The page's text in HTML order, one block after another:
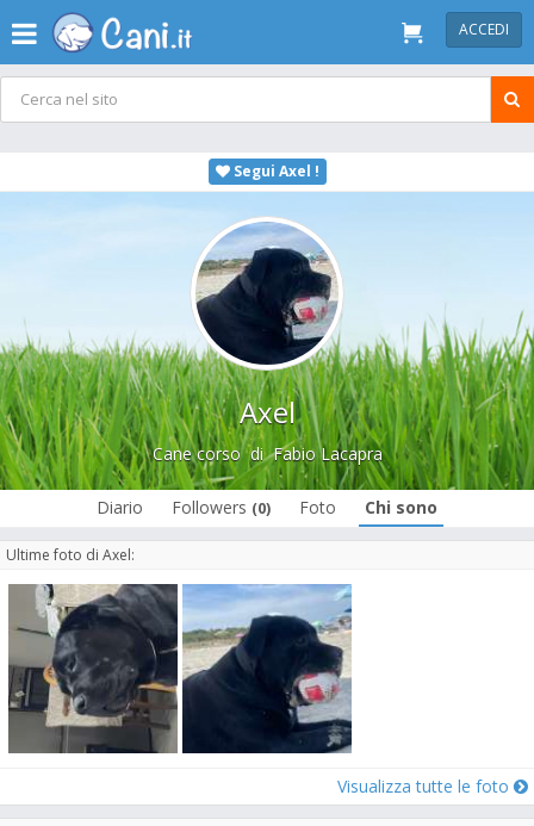
ACCEDI
Segui Axel !
Axel
Cane corsodiFabio Lacapra
Diario Followers (0) Foto Chi sono
Ultime foto di Axel:
Visualizza tutte le foto